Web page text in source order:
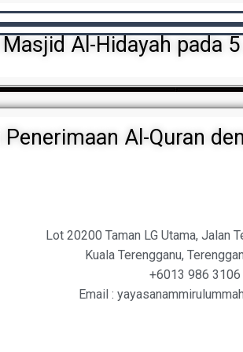
Al-Hidayah pada
Penerimaan Al-Quran
Lot 20200 Taman LG Utama, Jalan
Kuala Terengganu,
+6013 986 3106
Email :